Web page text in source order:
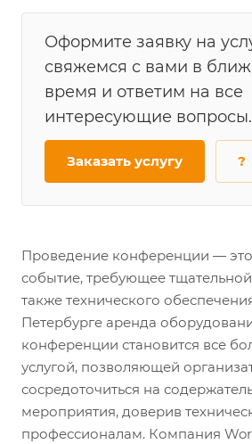
Оформите заявку на
свяжемся с вами в
время и ответим на все
интересующие вопросы.
Заказать услугу ?
Проведение конференции —
событие, требующее
также технического
Петербурге аренда
конференции становится все
услугой, позволяющей
сосредоточиться на
мероприятия, доверив
профессионалам. Компания